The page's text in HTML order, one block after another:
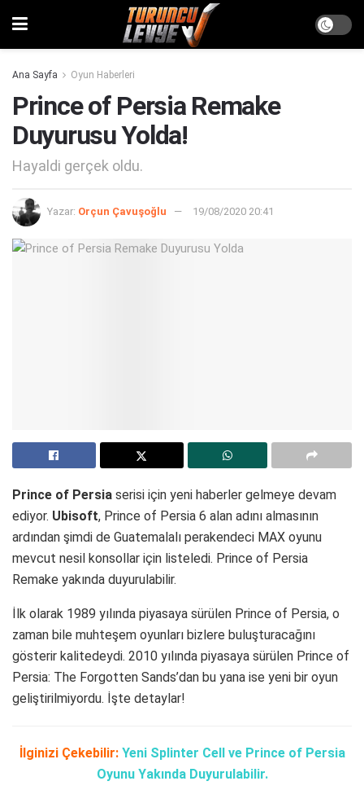
Ana Sayfa Oyun Haberleri
Prince of Persia Remake
Duyurusu Yolda!
Hayaldi gerçek oldu.
Yazar: Orçun Çavuşoğlu 19/08/2020 20:41
Prince of Persia serisi için yeni haberler gelmeye devam
ediyor. Ubisoft, Prince of Persia 6 alan adını almasının
ardından şimdi de Guatemalalı perakendeci MAX oyunu
mevcut nesil konsollar için listeledi. Prince of Persia
Remake yakında duyurulabilir.
İlk olarak 1989 yılında piyasaya sürülen Prince of Persia, o
zaman bile muhteşem oyunları bizlere buluşturacağını
gösterir kalitedeydi. 2010 yılında piyasaya sürülen Prince of
Persia: The Forgotten Sands’dan bu yana ise yeni bir oyun
geliştirilmiyordu. İşte detaylar!
İlginizi Çekebilir: Yeni Splinter Cell ve Prince of Persia
Oyunu Yakında Duyurulabilir.